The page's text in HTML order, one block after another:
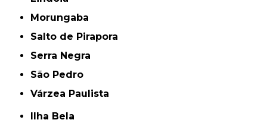
Morungaba
Salto de Pirapora
Serra Negra
São Pedro
Várzea Paulista
Ilha Bela